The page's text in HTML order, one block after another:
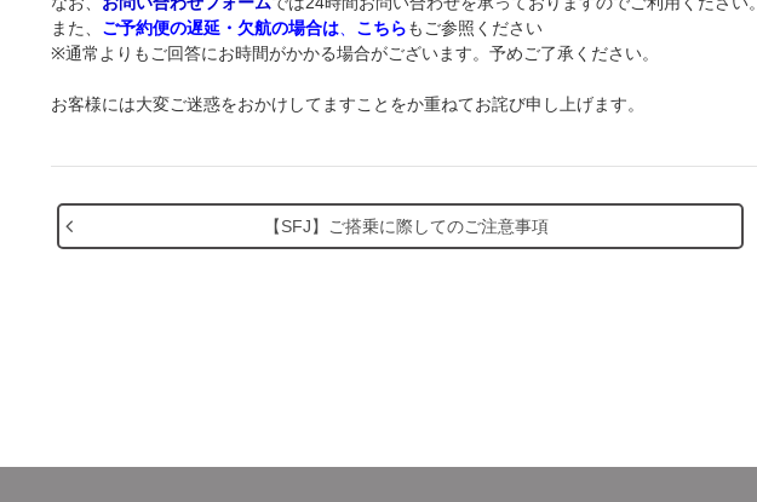
また、 ご予約便の遅延・欠航の場合は こちらもご参照ください
※通常よりもご回答にお時間がかかる場合がございます。予めご了承ください。
お客様には大変ご迷惑をおかけしてますことをか重ねてお詫び申し上げます。
【SFJ】ご搭乗に際してのご注意事項